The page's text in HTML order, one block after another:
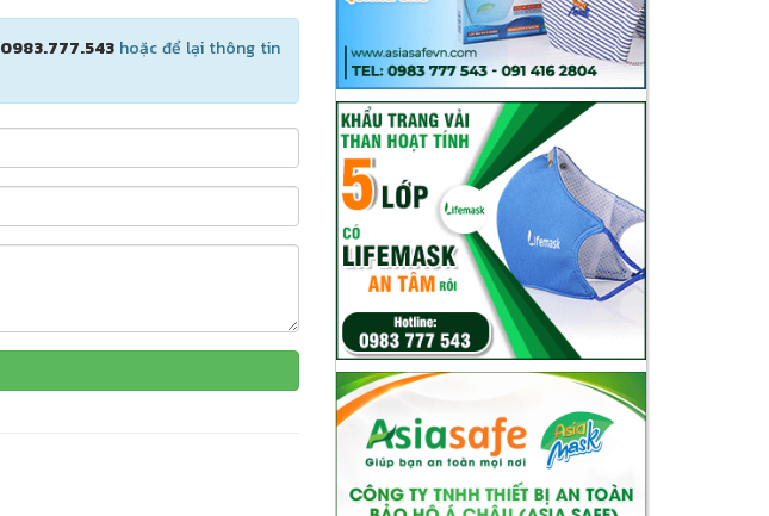
0983.777.543hoặc để lại thông tin